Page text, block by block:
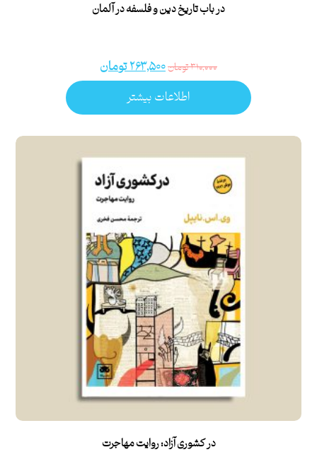
در باب تاریخ دین و فلسفه در آلمان
۳۱۰,۰۰۰تومان۲۶۳,۵۰۰تومان
اطلاعات بیشتر
در کشوری آزاد: روایت مهاجرت